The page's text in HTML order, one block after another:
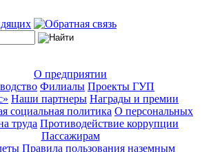
О предприятии
Филиалы Проекты ГУП
Наши партнеры Награды и премии
социальная политика О персональных
труда Противодействие коррупции
Пассажирам
Правила пользования наземным